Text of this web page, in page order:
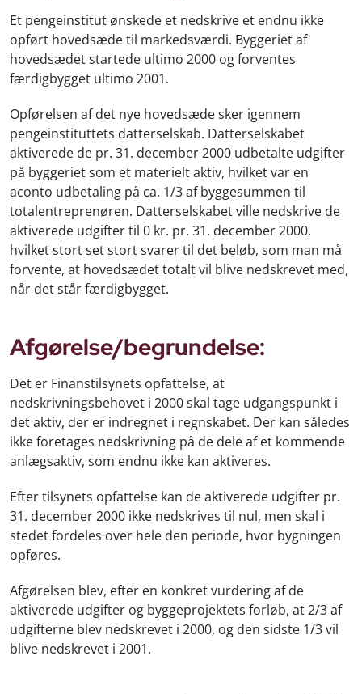
Et pengeinstitut ønskede et nedskrive et endnu ikke
opført hovedsæde til markedsværdi. Byggeriet af
hovedsædet startede ultimo 2000 og forventes
færdigbygget ultimo 2001.
Opførelsen af det nye hovedsæde sker igennem
pengeinstituttets datterselskab. Datterselskabet
aktiverede de pr. 31. december 2000 udbetalte udgifter
på byggeriet som et materielt aktiv, hvilket var en
aconto udbetaling på ca. 1/3 af byggesummen til
totalentreprenøren. Datterselskabet ville nedskrive de
aktiverede udgifter til 0 kr. pr. 31. december 2000,
hvilket stort set stort svarer til det beløb, som man må
forvente, at hovedsædet totalt vil blive nedskrevet med,
når det står færdigbygget.
Afgørelse/begrundelse:
Det er Finanstilsynets opfattelse, at
nedskrivningsbehovet i 2000 skal tage udgangspunkt i
det aktiv, der er indregnet i regnskabet. Der kan således
ikke foretages nedskrivning på de dele af et kommende
anlægsaktiv, som endnu ikke kan aktiveres.
Efter tilsynets opfattelse kan de aktiverede udgifter pr.
31. december 2000 ikke nedskrives til nul, men skal i
stedet fordeles over hele den periode, hvor bygningen
opføres.
Afgørelsen blev, efter en konkret vurdering af de
aktiverede udgifter og byggeprojektets forløb, at 2/3 af
udgifterne blev nedskrevet i 2000, og den sidste 1/3 vil
blive nedskrevet i 2001.